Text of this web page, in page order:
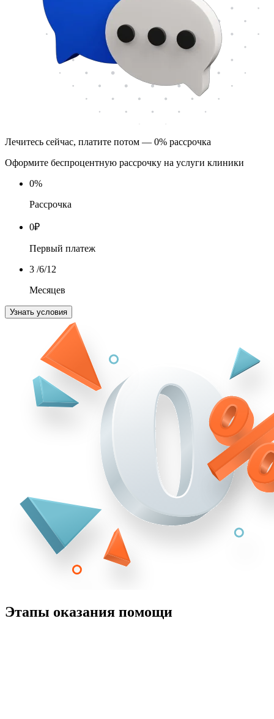
Лечитесь сейчас, платите потом — 0% рассрочка
Оформите беспроцентную рассрочку на услуги клиники
0%
Рассрочка
0₽
Первый платеж
3 /6/12
Месяцев
Узнать условия
Этапы оказания помощи